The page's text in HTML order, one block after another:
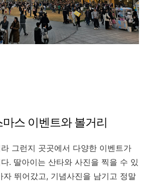
스 이벤트와 볼거리
그런지 곳곳에서 다양한 이벤트가
. 딸아이는 산타와 사진을 찍을 수 있
자 뛰어갔고, 기념사진을 남기고 정말